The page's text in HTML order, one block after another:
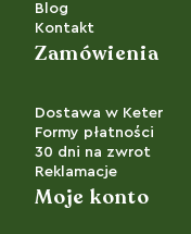
Blog
Kontakt
Zamówienia
Dostawa w Keter
Formy płatności
30 dni na zwrot
Reklamacje
Moje konto